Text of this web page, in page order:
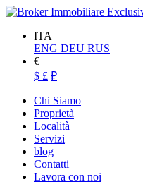
ITA
ENG DEU RUS
€
$ £ ₽
Chi Siamo
Proprietà
Località
Servizi
blog
Contatti
Lavora con noi